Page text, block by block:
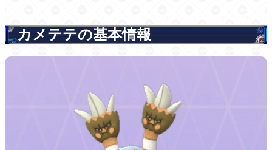
カメテテの基本情報